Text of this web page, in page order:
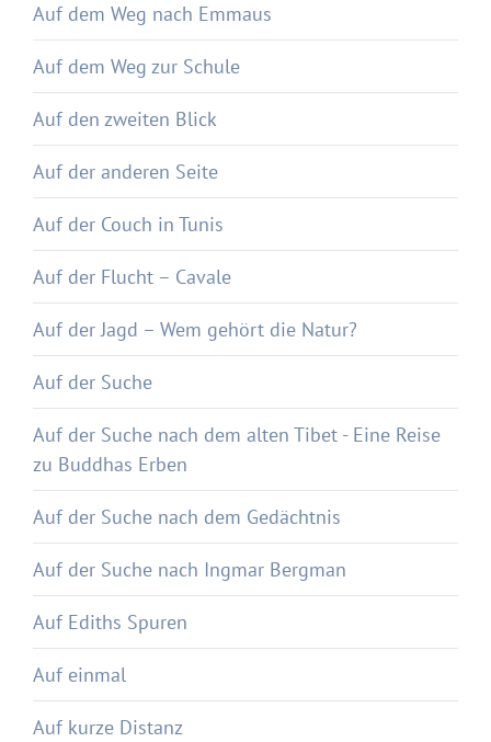
Auf dem Weg nach Emmaus
Auf dem Weg zur Schule
Auf den zweiten Blick
Auf der anderen Seite
Auf der Couch in Tunis
Auf der Flucht – Cavale
Auf der Jagd – Wem gehört die Natur?
Auf der Suche
Auf der Suche nach dem alten Tibet - Eine Reise
zu Buddhas Erben
Auf der Suche nach dem Gedächtnis
Auf der Suche nach Ingmar Bergman
Auf Ediths Spuren
Auf einmal
Auf kurze Distanz